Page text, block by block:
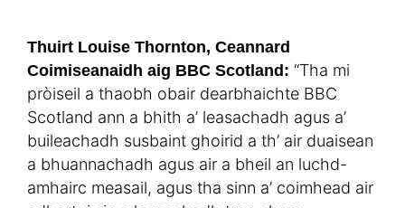
Thuirt Louise Thornton, Ceannard
Coimiseanaidh aig BBC Scotland: “Tha mi
pròiseil a thaobh obair dearbhaichte BBC
Scotland ann a bhith a’ leasachadh agus a’
buileachadh susbaint ghoirid a th’ air duaisean
a bhuannachadh agus air a bheil an luchd-
amhairc measail, agus tha sinn a’ coimhead air